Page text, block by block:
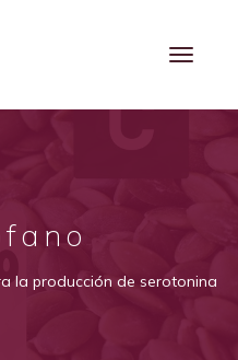
la producción de serotonina